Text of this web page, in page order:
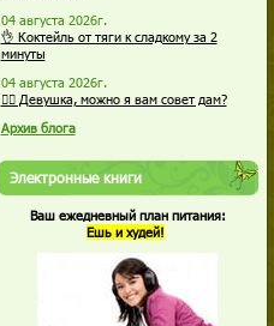
04 августа 2026г.
👌 Коктейль от тяги к сладкому за 2
минуты
04 августа 2026г.
🏋️‍♀️ Девушка, можно я вам совет дам?
Архив блога
Электронные книги
Ваш ежедневный план питания:
Ешь и худей!